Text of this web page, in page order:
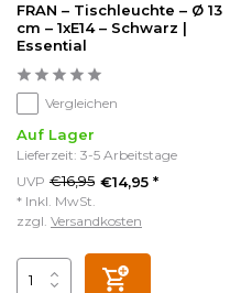
FRAN – Tischleuchte – Ø 13
cm – 1xE14 – Schwarz |
Essential
Vergleichen
Auf Lager
Lieferzeit: 3-5 Arbeitstage
UVP €16,95 €14,95 *
* Inkl. MwSt.
zzgl. Versandkosten